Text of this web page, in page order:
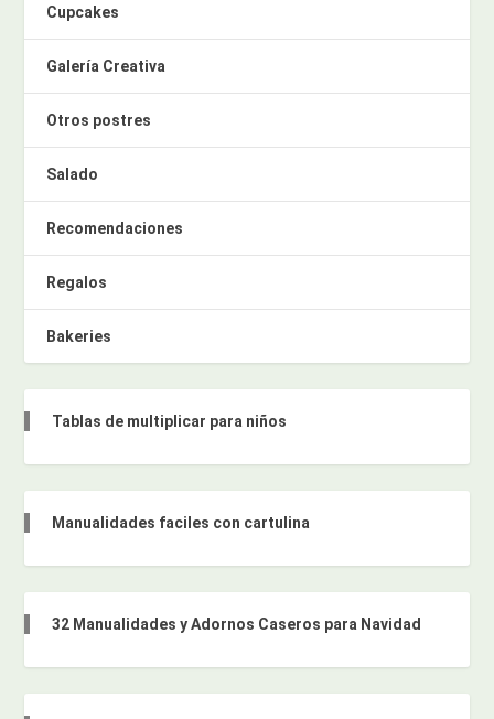
Cupcakes
Galería Creativa
Otros postres
Salado
Recomendaciones
Regalos
Bakeries
Tablas de multiplicar para niños
Manualidades faciles con cartulina
32 Manualidades y Adornos Caseros para Navidad